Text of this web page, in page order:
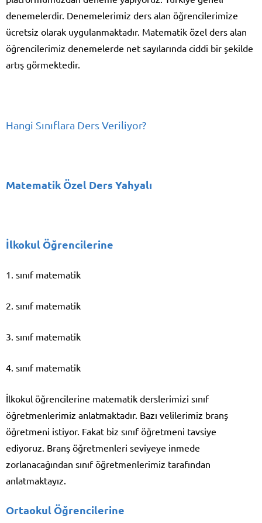
denemelerdir. Denemelerimiz ders alan öğrencilerimize
ücretsiz olarak uygulanmaktadır. Matematik özel ders alan
öğrencilerimiz denemelerde net sayılarında ciddi bir şekilde
artış görmektedir.
Hangi Sınıflara Ders Veriliyor?
Matematik Özel Ders Yahyalı
İlkokul Öğrencilerine
1. sınıf matematik
2. sınıf matematik
3. sınıf matematik
4. sınıf matematik
İlkokul öğrencilerine matematik derslerimizi sınıf
öğretmenlerimiz anlatmaktadır. Bazı velilerimiz branş
öğretmeni istiyor. Fakat biz sınıf öğretmeni tavsiye
ediyoruz. Branş öğretmenleri seviyeye inmede
zorlanacağından sınıf öğretmenlerimiz tarafından
anlatmaktayız.
Ortaokul Öğrencilerine